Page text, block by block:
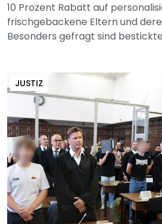
10 Prozent Rabatt auf
frischgebackene Eltern und
Besonders gefragt sind bestickte
JUSTIZ